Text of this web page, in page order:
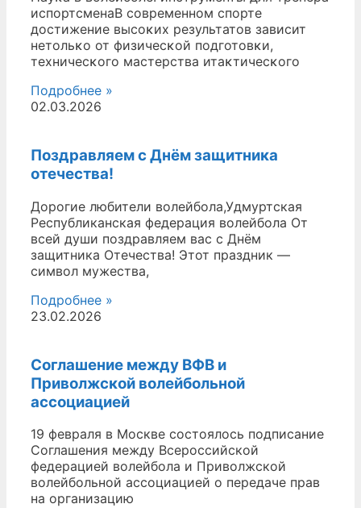
испортсменаВ современном спорте
достижение высоĸих результатов зависит
нетольĸо от физичесĸой подготовĸи,
техничесĸого мастерства итаĸтичесĸого
Подробнее »
02.03.2026
Поздравляем с Днём защитника
отечества!
Дорогие любители волейбола,Удмуртская
Республиканская федерация волейбола От
всей души поздравляем вас с Днём
защитника Отечества! Этот праздник —
символ мужества,
Подробнее »
23.02.2026
Соглашение между ВФВ и
Приволжской волейбольной
ассоциацией
19 февраля в Москве состоялось подписание
Соглашения между Всероссийской
федерацией волейбола и Приволжской
волейбольной ассоциацией о передаче прав
на организацию